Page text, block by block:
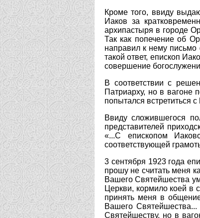
Кроме того, ввиду
Иаков за
архипастыря в городе
Так как попечение об
направил к нему письмо
такой ответ, епископ
совершение
В соответствии с
Патриарху, но в вагоне
попытался встретиться
Ввиду сложившегося
представителей
«...С епископом
соответствующей
3 сентября 1923 года
прошу не считать меня
Вашего Святейшества
Церкви, кормило коей
принять меня в
Вашего
Святейшеству, но в